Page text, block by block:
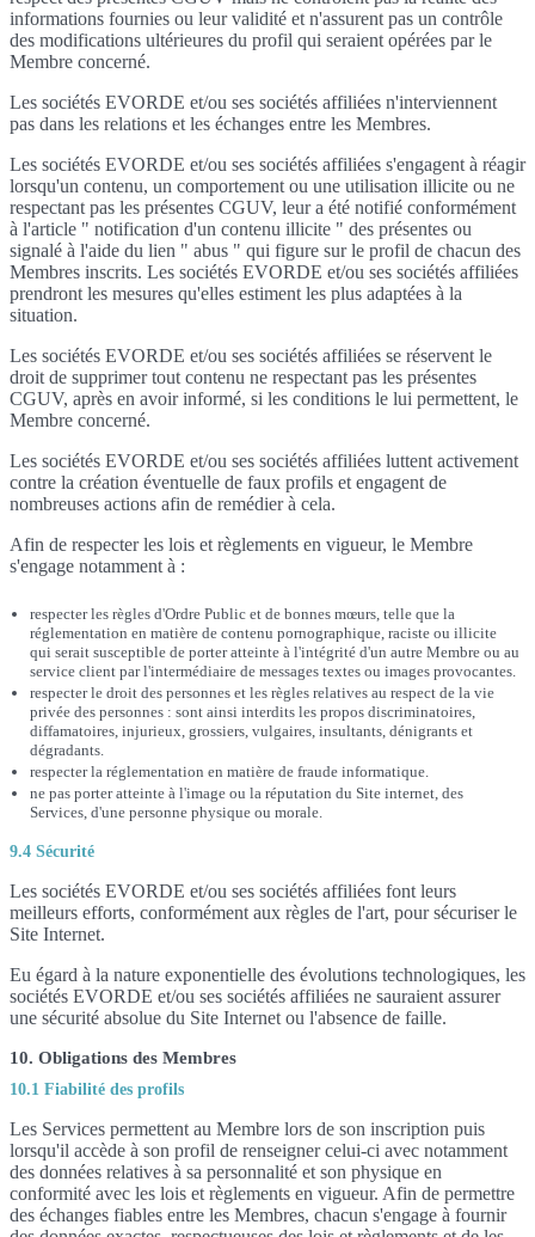
informations fournies ou leur validité et n'assurent pas un contrôle
des modifications ultérieures du profil qui seraient opérées par le
Membre concerné.
Les sociétés EVORDE et/ou ses sociétés affiliées n'interviennent
pas dans les relations et les échanges entre les Membres.
Les sociétés EVORDE et/ou ses sociétés affiliées s'engagent à réagir
lorsqu'un contenu, un comportement ou une utilisation illicite ou ne
respectant pas les présentes CGUV, leur a été notifié conformément
à l'article " notification d'un contenu illicite " des présentes ou
signalé à l'aide du lien " abus " qui figure sur le profil de chacun des
Membres inscrits. Les sociétés EVORDE et/ou ses sociétés affiliées
prendront les mesures qu'elles estiment les plus adaptées à la
situation.
Les sociétés EVORDE et/ou ses sociétés affiliées se réservent le
droit de supprimer tout contenu ne respectant pas les présentes
CGUV, après en avoir informé, si les conditions le lui permettent, le
Membre concerné.
Les sociétés EVORDE et/ou ses sociétés affiliées luttent activement
contre la création éventuelle de faux profils et engagent de
nombreuses actions afin de remédier à cela.
Afin de respecter les lois et règlements en vigueur, le Membre
s'engage notamment à :
respecter les règles d'Ordre Public et de bonnes mœurs, telle que la
réglementation en matière de contenu pornographique, raciste ou illicite
qui serait susceptible de porter atteinte à l'intégrité d'un autre Membre ou au
service client par l'intermédiaire de messages textes ou images provocantes.
respecter le droit des personnes et les règles relatives au respect de la vie
privée des personnes : sont ainsi interdits les propos discriminatoires,
diffamatoires, injurieux, grossiers, vulgaires, insultants, dénigrants et
dégradants.
respecter la réglementation en matière de fraude informatique.
ne pas porter atteinte à l'image ou la réputation du Site internet, des
Services, d'une personne physique ou morale.
9.4 Sécurité
Les sociétés EVORDE et/ou ses sociétés affiliées font leurs
meilleurs efforts, conformément aux règles de l'art, pour sécuriser le
Site Internet.
Eu égard à la nature exponentielle des évolutions technologiques, les
sociétés EVORDE et/ou ses sociétés affiliées ne sauraient assurer
une sécurité absolue du Site Internet ou l'absence de faille.
10. Obligations des Membres
10.1 Fiabilité des profils
Les Services permettent au Membre lors de son inscription puis
lorsqu'il accède à son profil de renseigner celui-ci avec notamment
des données relatives à sa personnalité et son physique en
conformité avec les lois et règlements en vigueur. Afin de permettre
des échanges fiables entre les Membres, chacun s'engage à fournir